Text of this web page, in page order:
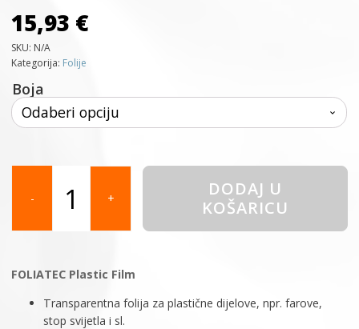
15,93 €
SKU: N/A
Kategorija: Folije
Boja
- +
DODAJ U
KOŠARICU
FOLIATEC Plastic Film
Transparentna folija za plastične dijelove, npr. farove,
stop svijetla i sl.